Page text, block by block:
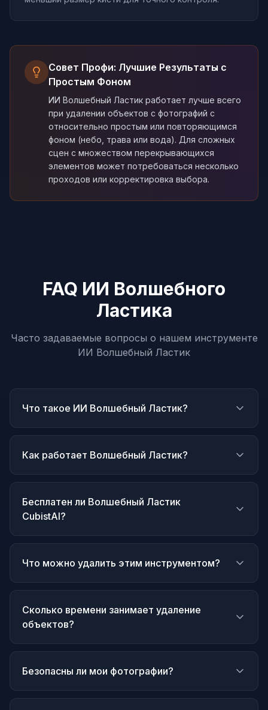
Совет Профи: Лучшие Результаты с
Простым Фоном
ИИ Волшебный Ластик работает лучше всего
при удалении объектов с фотографий с
относительно простым или повторяющимся
фоном (небо, трава или вода). Для сложных
сцен с множеством перекрывающихся
элементов может потребоваться несколько
проходов или корректировка выбора.
FAQ ИИ Волшебного
Ластика
Часто задаваемые вопросы о нашем инструменте
ИИ Волшебный Ластик
Что такое ИИ Волшебный Ластик?
Как работает Волшебный Ластик?
Бесплатен ли Волшебный Ластик
CubistAI?
Что можно удалить этим инструментом?
Сколько времени занимает удаление
объектов?
Безопасны ли мои фотографии?